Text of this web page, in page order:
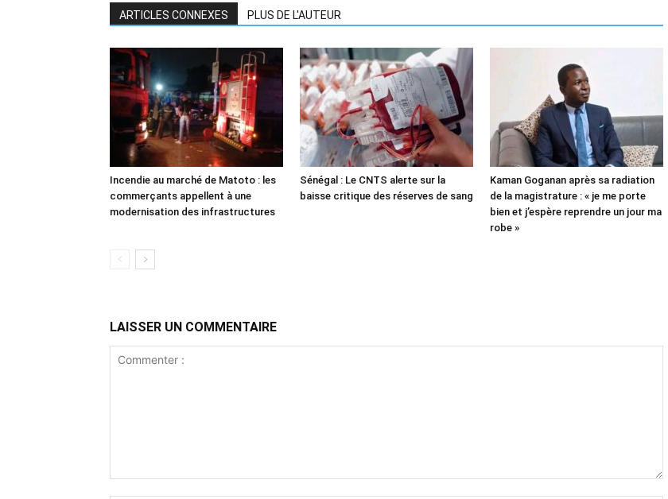
ARTICLES CONNEXES PLUS DE L'AUTEUR
Incendie au marché de Matoto : les
commerçants appellent à une
modernisation des infrastructures
Sénégal : Le CNTS alerte sur la
baisse critique des réserves de sang
Kaman Goganan après sa radiation
de la magistrature : « je me porte
bien et j’espère reprendre un jour ma
robe »
LAISSER UN COMMENTAIRE